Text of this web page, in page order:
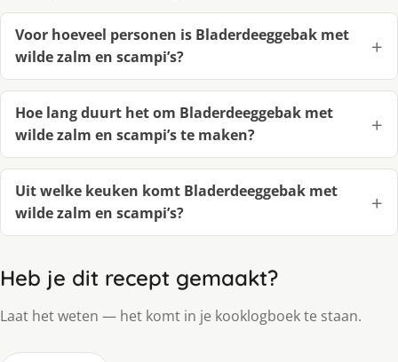
Voor hoeveel personen is Bladerdeeggebak met
wilde zalm en scampi’s?
Hoe lang duurt het om Bladerdeeggebak met
wilde zalm en scampi’s te maken?
Uit welke keuken komt Bladerdeeggebak met
wilde zalm en scampi’s?
Heb je dit recept gemaakt?
Laat het weten — het komt in je kooklogboek te staan.